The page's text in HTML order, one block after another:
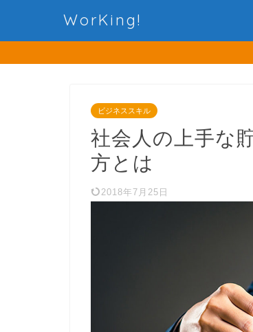
WorKing!
ビジネススキル
社会人の上手な
方とは
2018年7月25日